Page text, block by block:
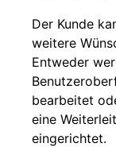
Der Kunde
weitere
Entweder
bearbeitet
eine
eingerichtet.